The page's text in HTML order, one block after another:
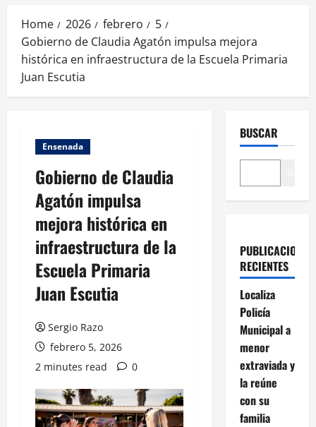
Home 2026 febrero
5
Gobierno de Claudia Agatón impulsa mejora
histórica en infraestructura de la Escuela Primaria
Juan Escutia
Ensenada
Gobierno de Claudia
Agatón impulsa
mejora histórica en
infraestructura de la
Escuela Primaria
Juan Escutia
Sergio Razo
febrero 5, 2026
2 minutes read
0
BUSCAR
PUBLICACIONES
RECIENTES
Localiza
Policía
Municipal a
menor
extraviada y
la reúne
con su
familia